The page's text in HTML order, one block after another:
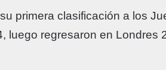
primera clasificación a los
luego regresaron en Londres